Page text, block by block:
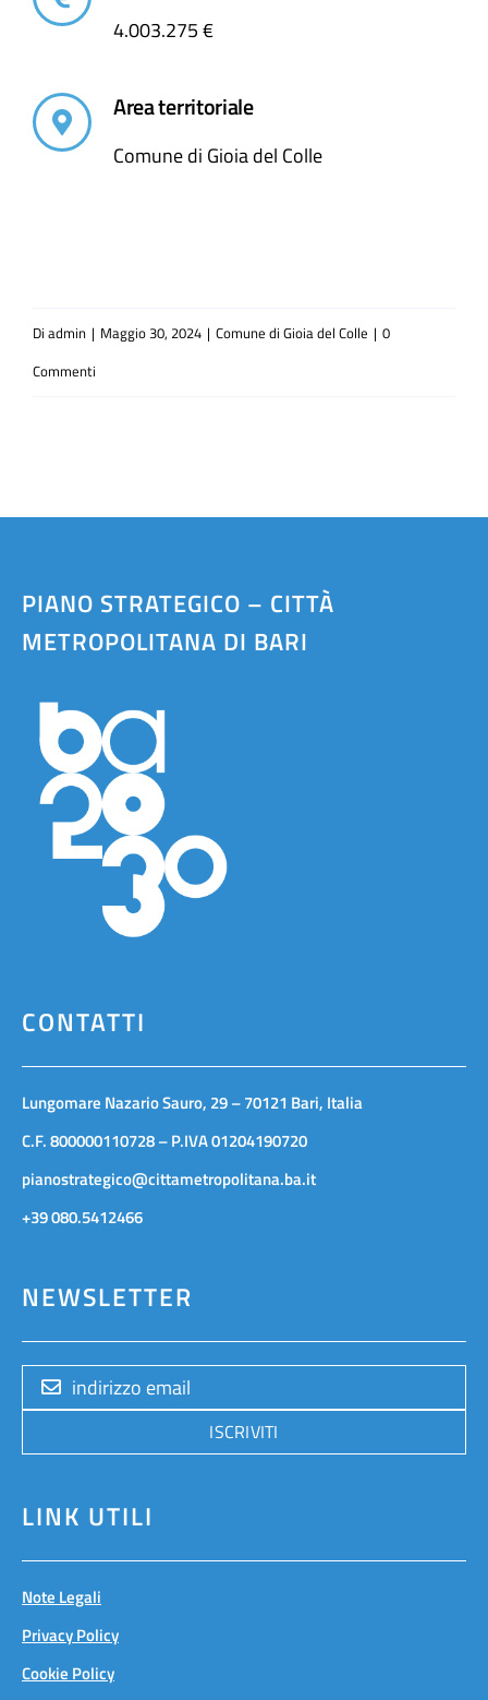
4.003.275 €
Area territoriale
Comune di Gioia del Colle
Di admin | Maggio 30, 2024 | Comune di Gioia del Colle | 0
Commenti
PIANO STRATEGICO – CITTÀ
METROPOLITANA DI BARI
CONTATTI
Lungomare Nazario Sauro, 29 – 70121 Bari, Italia
C.F. 800000110728 – P.IVA 01204190720
pianostrategico@cittametropolitana.ba.it
+39 080.5412466
NEWSLETTER
ISCRIVITI
LINK UTILI
Note Legali
Privacy Policy
Cookie Policy